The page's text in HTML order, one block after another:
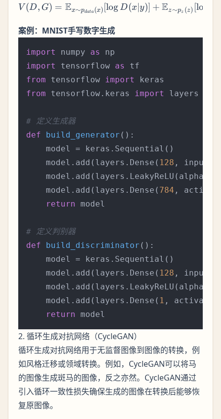
V(D, G) =
V (D, G) = Ex∼pdata (x) [logD(x y)] + Ez∼pz (z) [lo
案例：MNIST手写数字生成
import numpy as
import
tensorflow as
from tensorflow import
from tensorflow.keras import layers
# 定义生成器
def
build_generator ():
    model = keras.Sequential()
    model.add(layers.Dense(
128 ,
    model.add(layers.LeakyReLU(alpha=
    model.add(layers.Dense(
784 ,
return model
# 定义判别器
def
build_discriminator ():
    model = keras.Sequential()
    model.add(layers.Dense(
128 ,
    model.add(layers.LeakyReLU(alpha=
    model.add(layers.Dense(
1 ,
return
2. 循环生成对抗网络（CycleGAN）
循环生成对抗网络用于无监督图像到图像的转换，例
如风格迁移或领域转换。例如，CycleGAN可以将马
的图像生成斑马的图像，反之亦然。CycleGAN通过
引入循环一致性损失确保生成的图像在转换后能够恢
复原图像。